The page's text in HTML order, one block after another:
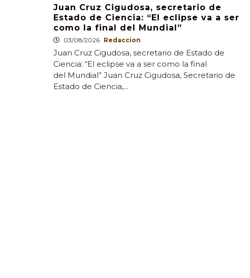
Juan Cruz Cigudosa, secretario de
Estado de Ciencia: “El eclipse va a ser
como la final del Mundial”
03/08/2026 Redaccion
Juan Cruz Cigudosa, secretario de Estado de
Ciencia: “El eclipse va a ser como la final
del Mundial” Juan Cruz Cigudosa, Secretario de
Estado de Ciencia,...